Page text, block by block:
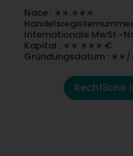
Nace : ∗∗.∗∗∗
Internationale
Kapital : ∗∗ ∗∗∗ €
Gründungsdatum :
Rechtliche